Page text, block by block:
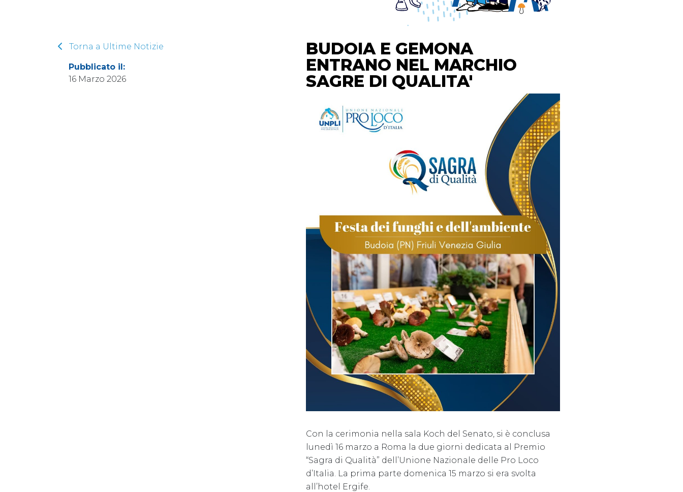
Torna a Ultime Notizie
Pubblicato il:
16 Marzo 2026
BUDOIA E GEMONA
ENTRANO NEL MARCHIO
SAGRE DI QUALITA'
Con la cerimonia nella sala Koch del Senato, si è conclusa
lunedì 16 marzo a Roma la due giorni dedicata al Premio
“Sagra di Qualità” dell’Unione Nazionale delle Pro Loco
d’Italia. La prima parte domenica 15 marzo si era svolta
all’hotel Ergife.